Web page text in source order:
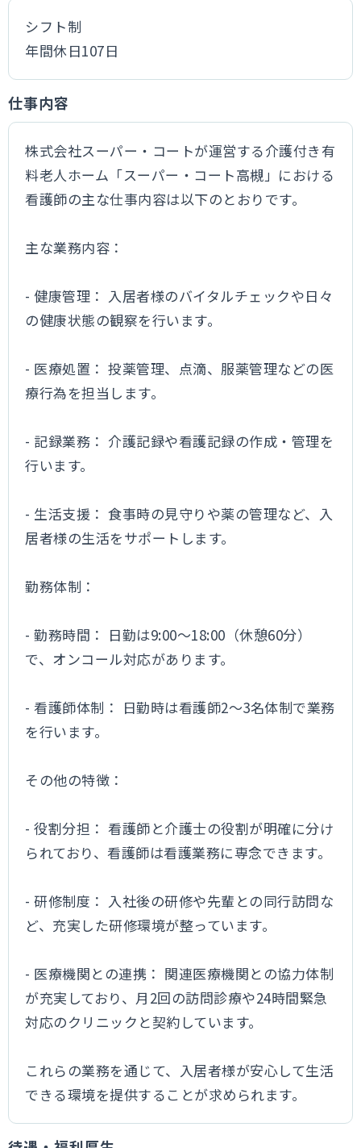
シフト制
年間休日107日
仕事内容
株式会社スーパー・コートが運営する介護付き有
料老人ホーム「スーパー・コート高槻」における
看護師の主な仕事内容は以下のとおりです。
主な業務内容：
- 健康管理： 入居者様のバイタルチェックや日々
の健康状態の観察を行います。
- 医療処置： 投薬管理、点滴、服薬管理などの医
療行為を担当します。
- 記録業務： 介護記録や看護記録の作成・管理を
行います。
- 生活支援： 食事時の見守りや薬の管理など、入
居者様の生活をサポートします。
勤務体制：
- 勤務時間： 日勤は9:00～18:00（休憩60分）
で、オンコール対応があります。
- 看護師体制： 日勤時は看護師2～3名体制で業務
を行います。
その他の特徴：
- 役割分担： 看護師と介護士の役割が明確に分け
られており、看護師は看護業務に専念できます。
- 研修制度： 入社後の研修や先輩との同行訪問な
ど、充実した研修環境が整っています。
- 医療機関との連携： 関連医療機関との協力体制
が充実しており、月2回の訪問診療や24時間緊急
対応のクリニックと契約しています。
これらの業務を通じて、入居者様が安心して生活
できる環境を提供することが求められます。